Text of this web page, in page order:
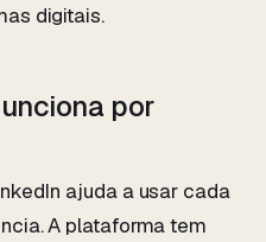
digitais.
por
ajuda a usar cada
A plataforma tem